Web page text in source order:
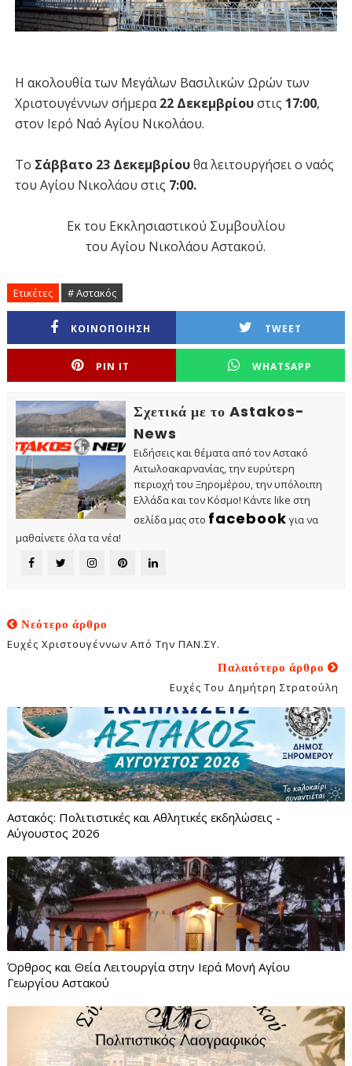
Η ακολουθία των Μεγάλων Βασιλικών Ωρών των
Χριστουγέννων σήμερα22 Δεκεμβρίουστις 17:00,
στον Ιερό Ναό Αγίου Νικολάου.
Το Σάββατο 23 Δεκεμβρίουθα λειτουργήσει ο ναός
του Αγίου Νικολάου στις 7:00.
Εκ του Εκκλησιαστικού Συμβουλίου
του Αγίου Νικολάου Αστακού.
Ετικέτες # Αστακός
ΚΟΙΝΟΠΟΙΗΣΗ TWEET
PIN IT WHATSAPP
Σχετικά με το Astakos-
News
Ειδήσεις και θέματα από τον Αστακό
Αιτωλοακαρνανίας, την ευρύτερη
περιοχή του Ξηρομέρου, την υπόλοιπη
Ελλάδα και τον Κόσμο! Κάντε like στη
σελίδα μας στο facebook για να
μαθαίνετε όλα τα νέα!
Νεότερο άρθρο
Ευχές Χριστουγέννων Από Την ΠΑΝ.ΣΥ.
Παλαιότερο άρθρο
Ευχές Του Δημήτρη Στρατούλη
Αστακός: Πολιτιστικές και Αθλητικές εκδηλώσεις -
Αύγουστος 2026
Όρθρος και Θεία Λειτουργία στην Ιερά Μονή Αγίου
Γεωργίου Αστακού